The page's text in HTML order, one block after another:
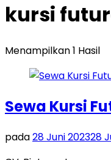
kursi
Menampilkan 1 Hasil
Sewa Kursi
pada28 Juni 202328